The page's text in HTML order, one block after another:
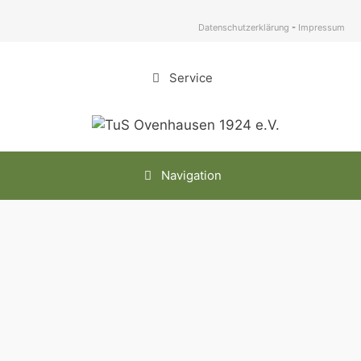
Datenschutzerklärung - Impressum
Service
Navigation